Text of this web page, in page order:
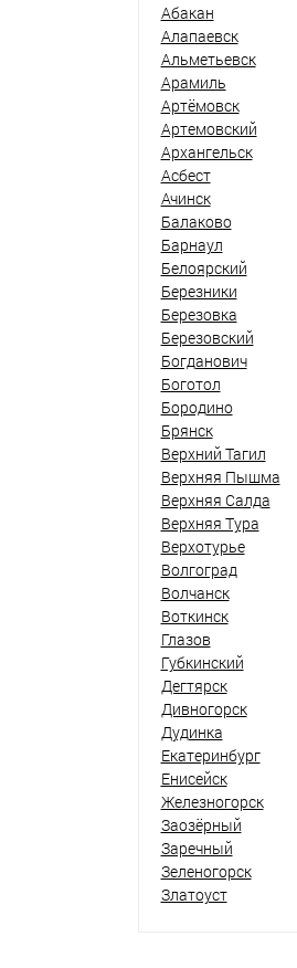
Абакан
Алапаевск
Альметьевск
Арамиль
Артёмовск
Артемовский
Архангельск
Асбест
Ачинск
Балаково
Барнаул
Белоярский
Березники
Березовка
Березовский
Богданович
Боготол
Бородино
Брянск
Верхний Тагил
Верхняя Пышма
Верхняя Салда
Верхняя Тура
Верхотурье
Волгоград
Волчанск
Воткинск
Глазов
Губкинский
Дегтярск
Дивногорск
Дудинка
Екатеринбург
Енисейск
Железногорск
Заозёрный
Заречный
Зеленогорск
Златоуст